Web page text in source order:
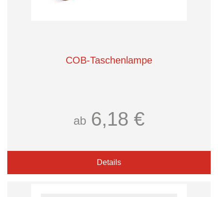
COB-Taschenlampe
ab 6,18 €
Details